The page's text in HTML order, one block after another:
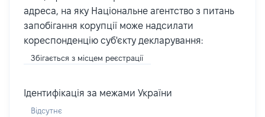
адреса, на яку Національне агентство з питань
запобігання корупції може надсилати
кореспонденцію суб'єкту декларування:
Збігається з місцем реєстрації
Ідентифікація за межами України
Відсутнє